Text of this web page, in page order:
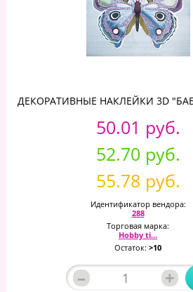
ДЕКОРАТИВНЫЕ НАКЛЕЙКИ 3D
50.01 руб.
52.70 руб.
55.78 руб.
Идентификатор вендора:
288
Торговая марка:
Hobby ti...
Остаток: >10
– +